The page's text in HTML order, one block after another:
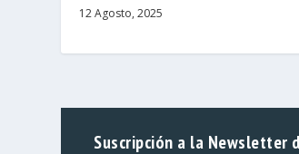
12 Agosto, 2025
Suscripción a la Newsletter